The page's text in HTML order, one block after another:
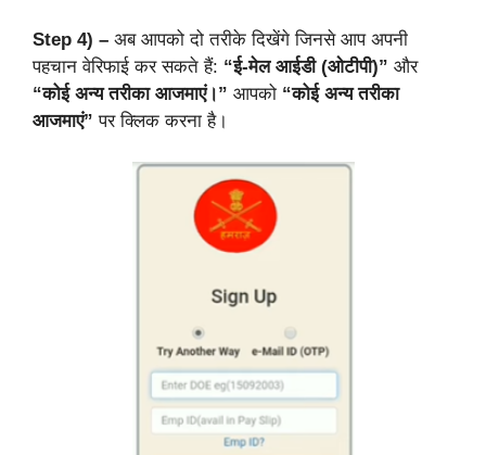
Step 4) – अब आपको दो तरीके दिखेंगे जिनसे आप अपनी
पहचान वेरिफाई कर सकते हैं: “ई-मेल आईडी (ओटीपी)” और
“कोई अन्य तरीका आजमाएं।” आपको “कोई अन्य तरीका
आजमाएं” पर क्लिक करना है।